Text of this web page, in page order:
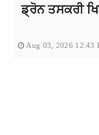
ਡ੍ਰੋਨ ਤਸਕਰੀ
Aug 03, 2026 12:43